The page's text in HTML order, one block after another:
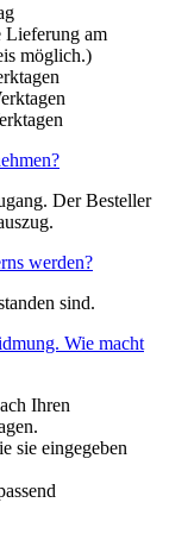
Lieferung am
möglich.)
Der Besteller
werden?
sind.
Wie macht
Ihren
sie eingegeben